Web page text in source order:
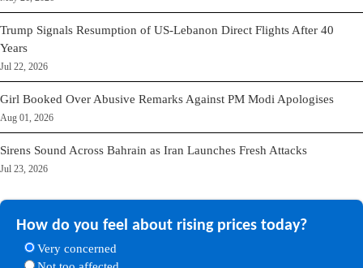
Trump Signals Resumption of US-Lebanon Direct Flights After 40
Years
Jul 22, 2026
Girl Booked Over Abusive Remarks Against PM Modi Apologises
Aug 01, 2026
Sirens Sound Across Bahrain as Iran Launches Fresh Attacks
Jul 23, 2026
How do you feel about rising prices today?
Very concerned